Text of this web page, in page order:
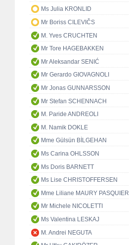
Ms Julia KRONLID
Mr Boriss CILEVIČS
M. Yves CRUCHTEN
Mr Tore HAGEBAKKEN
Mr Aleksandar SENIĆ
Mr Gerardo GIOVAGNOLI
Mr Jonas GUNNARSSON
Mr Stefan SCHENNACH
M. Paride ANDREOLI
M. Namik DOKLE
Mme Gülsün BİLGEHAN
Ms Carina OHLSSON
Ms Doris BARNETT
Ms Lise CHRISTOFFERSEN
Mme Liliane MAURY PASQUIER
Mr Michele NICOLETTI
Ms Valentina LESKAJ
M. Andrei NEGUTA